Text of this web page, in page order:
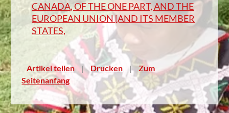
CANADA, OF THE ONE PART, AND THE
EUROPEAN UNION [AND ITS MEMBER
STATES,
Artikel teilen Drucken
Zum
Seitenanfang